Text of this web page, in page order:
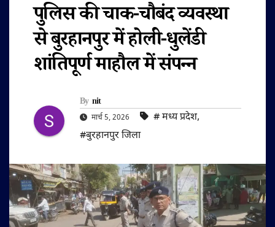
पुलिस की चाक-चौबंद व्यवस्था
से बुरहानपुर में होली-धुलेंडी
शांतिपूर्ण माहौल में संपन्न
By nit
मार्च 5, 2026 #‌ मध्य प्रदेश,
#बुरहानपुर जिला